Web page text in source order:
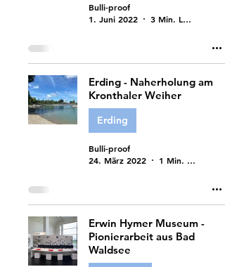
Bulli-proof
1. Juni 2022
3 Min. Lesezeit
Erding - Naherholung am
Kronthaler Weiher
Erding
Bulli-proof
24. März 2022
1 Min. Lesezeit
Erwin Hymer Museum -
Pionierarbeit aus Bad
Waldsee